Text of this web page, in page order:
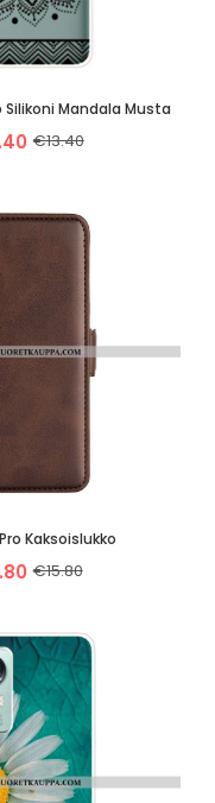
Silikoni Mandala Musta
€13.40
Kaksoislukko
€15.80